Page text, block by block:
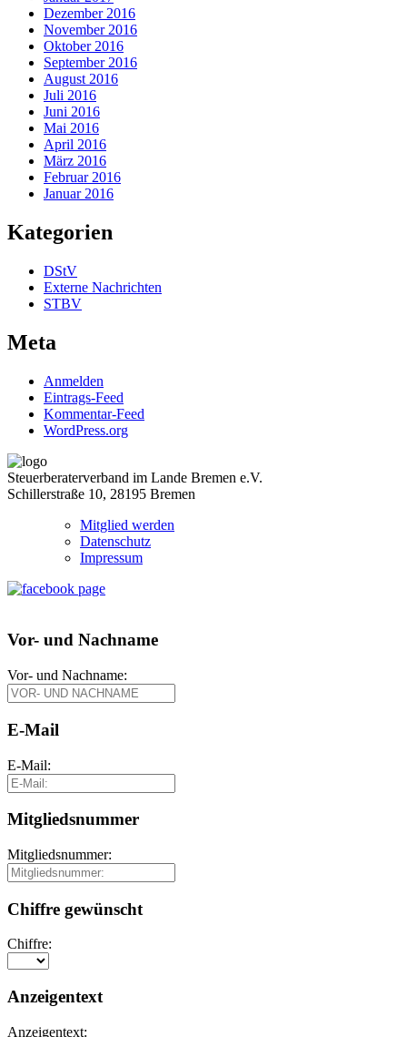
Dezember 2016
November 2016
Oktober 2016
September 2016
August 2016
Juli 2016
Juni 2016
Mai 2016
April 2016
März 2016
Februar 2016
Januar 2016
Kategorien
DStV
Externe Nachrichten
STBV
Meta
Anmelden
Eintrags-Feed
Kommentar-Feed
WordPress.org
Steuerberaterverband im Lande Bremen e.V.
Schillerstraße 10, 28195 Bremen
Mitglied werden
Datenschutz
Impressum
Vor- und Nachname
Vor- und Nachname:
E-Mail
E-Mail:
Mitgliedsnummer
Mitgliedsnummer:
Chiffre gewünscht
Chiffre:
Anzeigentext
Anzeigentext: